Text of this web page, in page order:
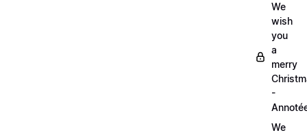
We
wish
you
a
merry
-
We